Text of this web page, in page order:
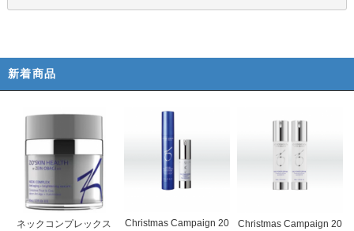
新着商品
ネックコンプレックス
Christmas Campaign 20
Christmas Campaign 20